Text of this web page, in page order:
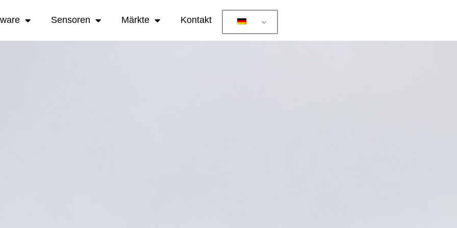
Sensoren Märkte Kontakt